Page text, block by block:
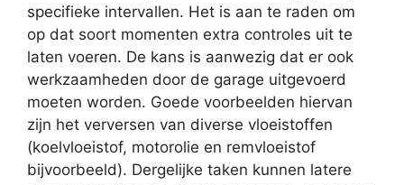
specifieke intervallen. Het is aan te raden om
op dat soort momenten extra controles uit te
laten voeren. De kans is aanwezig dat er ook
werkzaamheden door de garage uitgevoerd
moeten worden. Goede voorbeelden hiervan
zijn het verversen van diverse vloeistoffen
(koelvloeistof, motorolie en remvloeistof
bijvoorbeeld). Dergelijke taken kunnen latere